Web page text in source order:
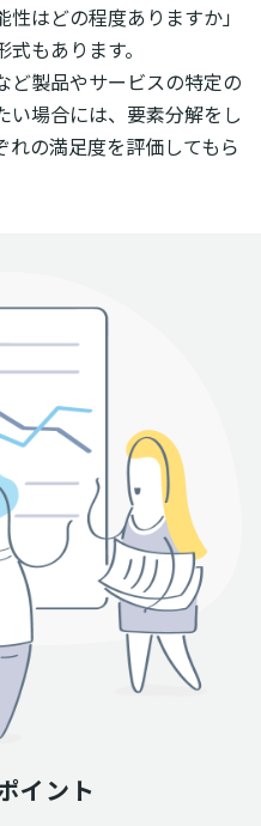
はどの程度ありますか」
もあります。
ど製品やサービスの特定の
い場合には、要素分解をし
の満足度を評価してもら
イント